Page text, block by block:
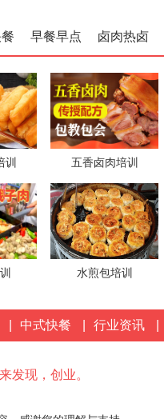
卤肉热卤
早餐早点
训 五香卤肉培训
水煎包培训
中式快餐 行业资讯
发现，创业。